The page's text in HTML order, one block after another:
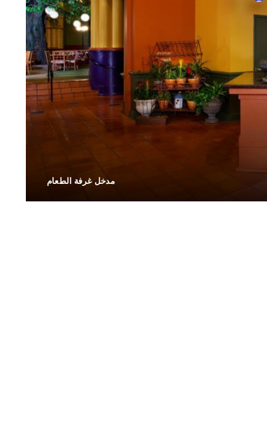
مدخل غرفة الطعام